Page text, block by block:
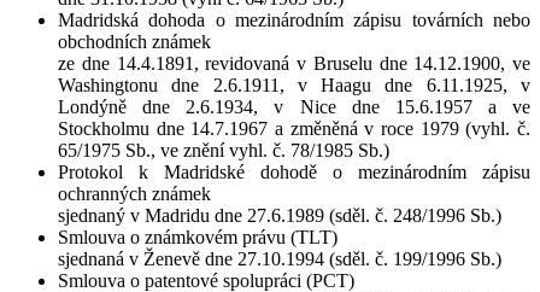
Madridská dohoda o mezinárodním zápisu továrních nebo
obchodních známek
ze dne 14.4.1891, revidovaná v Bruselu dne 14.12.1900, ve
Washingtonu dne 2.6.1911, v Haagu dne 6.11.1925, v
Londýně dne 2.6.1934, v Nice dne 15.6.1957 a ve
Stockholmu dne 14.7.1967 a změněná v roce 1979 (vyhl. č.
65/1975 Sb., ve znění vyhl. č. 78/1985 Sb.)
Protokol k Madridské dohodě o mezinárodním zápisu
ochranných známek
sjednaný v Madridu dne 27.6.1989 (sděl. č. 248/1996 Sb.)
Smlouva o známkovém právu (TLT)
sjednaná v Ženevě dne 27.10.1994 (sděl. č. 199/1996 Sb.)
Smlouva o patentové spolupráci (PCT)